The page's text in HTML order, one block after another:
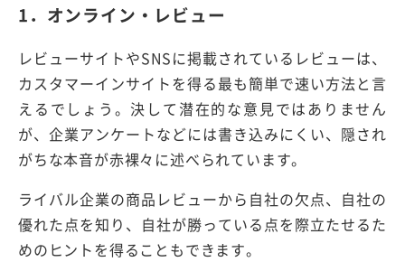
1．オンライン・レビュー
レビューサイトやSNSに掲載されているレビューは、
カスタマーインサイトを得る最も簡単で速い方法と言
えるでしょう。決して潜在的な意見ではありません
が、企業アンケートなどには書き込みにくい、隠され
がちな本音が赤裸々に述べられています。
ライバル企業の商品レビューから自社の欠点、自社の
優れた点を知り、自社が勝っている点を際立たせるた
めのヒントを得ることもできます。